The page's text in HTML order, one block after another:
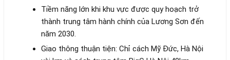
Tiềm năng lớn khi khu vực được quy hoạch trở
thành trung tâm hành chính của Lương Sơn đến
năm 2030.
Giao thông thuận tiện: Chỉ cách Mỹ Đức, Hà Nội